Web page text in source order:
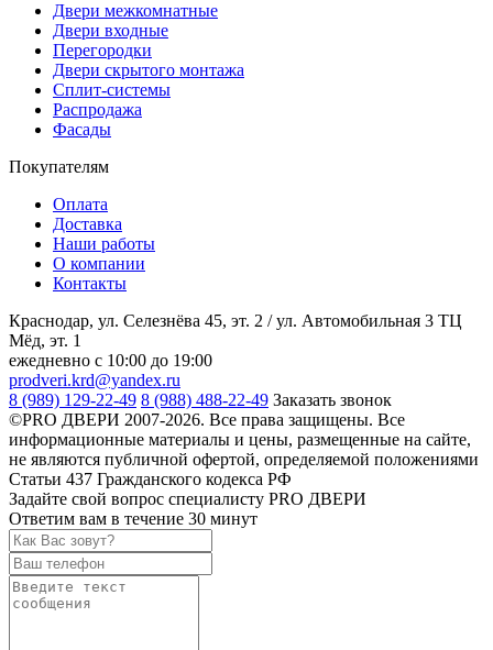
Двери межкомнатные
Двери входные
Перегородки
Двери скрытого монтажа
Сплит-системы
Распродажа
Фасады
Покупателям
Оплата
Доставка
Наши работы
О компании
Контакты
Краснодар, ул. Селезнёва 45, эт. 2 / ул. Автомобильная 3 ТЦ
Мёд, эт. 1
ежедневно с 10:00 до 19:00
prodveri.krd@yandex.ru
8 (989) 129-22-49 8 (988) 488-22-49 Заказать звонок
©PRO ДВЕРИ 2007-2026. Все права защищены. Все
информационные материалы и цены, размещенные на сайте,
не являются публичной офертой, определяемой положениями
Статьи 437 Гражданского кодекса РФ
Задайте свой вопрос специалисту PRO ДВЕРИ
Ответим вам в течение 30 минут